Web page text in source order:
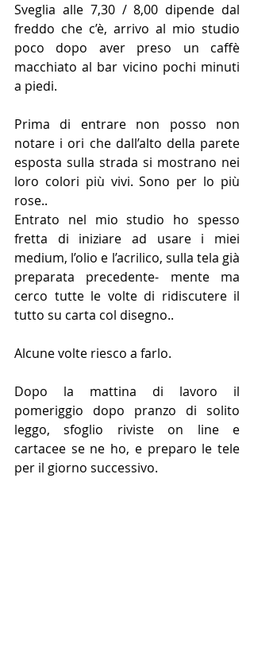
Sveglia alle 7,30 / 8,00 dipende dal
freddo che c’è, arrivo al mio studio
poco dopo aver preso un caffè
macchiato al bar vicino pochi minuti
a piedi.
Prima di entrare non posso non
notare i ori che dall’alto della parete
esposta sulla strada si mostrano nei
loro colori più vivi. Sono per lo più
rose..
Entrato nel mio studio ho spesso
fretta di iniziare ad usare i miei
medium, l’olio e l’acrilico, sulla tela già
preparata precedente- mente ma
cerco tutte le volte di ridiscutere il
tutto su carta col disegno..
Alcune volte riesco a farlo.
Dopo la mattina di lavoro il
pomeriggio dopo pranzo di solito
leggo, sfoglio riviste on line e
cartacee se ne ho, e preparo le tele
per il giorno successivo.